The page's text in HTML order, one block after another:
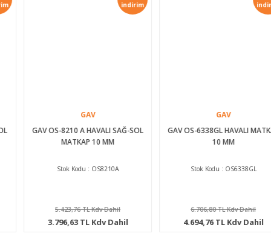
indirim
GAV OS-8210 A HAVALI SAĞ-SOL
MATKAP 10 MM
Stok Kodu : OS8210A
5.423,76 TL Kdv Dahil
3.796,63 TL Kdv Dahil
indirim
GAV OS-6338GL HAVALI MATKAP
10 MM
Stok Kodu : OS6338GL
6.706,80 TL Kdv Dahil
4.694,76 TL Kdv Dahil